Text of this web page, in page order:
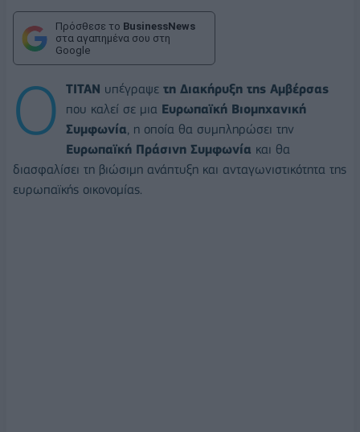
Πρόσθεσε το BusinessNews
στα αγαπημένα σου στη
Google
Ο ΤΙΤΑΝ υπέγραψε τη Διακήρυξη της Αμβέρσας
που καλεί σε μια Ευρωπαϊκή Βιομηχανική
Συμφωνία, η οποία θα συμπληρώσει την
Ευρωπαϊκή Πράσινη Συμφωνία και θα
διασφαλίσει τη βιώσιμη ανάπτυξη και ανταγωνιστικότητα της
ευρωπαϊκής οικονομίας.